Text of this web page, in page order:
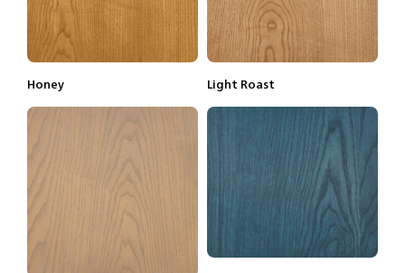
Lisätietoja
Honey Lisätietoja
Light Roast